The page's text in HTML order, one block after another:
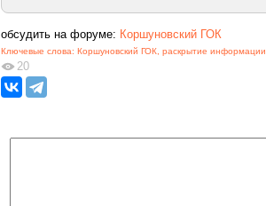
обсудить на форуме: Коршуновский ГОК
Ключевые слова: Коршуновский ГОК, раскрытие информации
20